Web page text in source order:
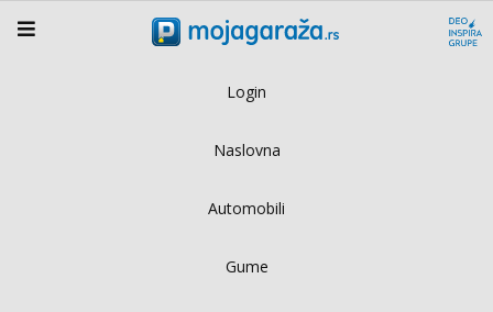
Login
Naslovna
Automobili
Gume